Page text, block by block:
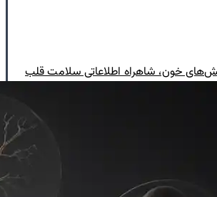
خون، شاهراه اطلاعاتی سلامت قلب